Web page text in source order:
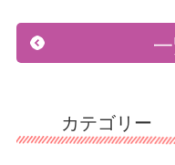
カテゴリー